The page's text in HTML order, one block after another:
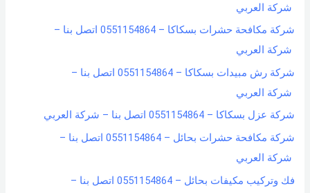
شركة العربي
شركة مكافحة حشرات بسكاكا – 0551154864 اتصل بنا –
شركة العربي
شركة رش مبيدات بسكاكا – 0551154864 اتصل بنا –
شركة العربي
شركة عزل بسكاكا – 0551154864 اتصل بنا – شركة العربي
شركة مكافحة حشرات بحائل – 0551154864 اتصل بنا –
شركة العربي
فك وتركيب مكيفات بحائل – 0551154864 اتصل بنا –